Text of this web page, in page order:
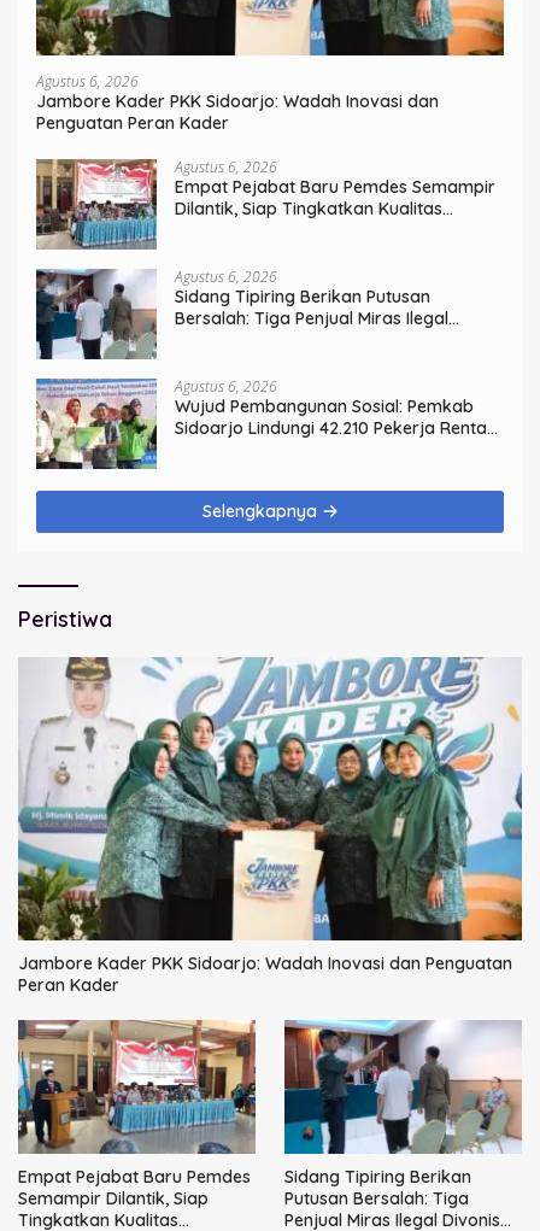
Agustus 6, 2026
Jambore Kader PKK Sidoarjo: Wadah Inovasi dan
Penguatan Peran Kader
Agustus 6, 2026
Empat Pejabat Baru Pemdes Semampir
Dilantik, Siap Tingkatkan Kualitas
Agustus 6, 2026
Sidang Tipiring Berikan Putusan
Bersalah: Tiga Penjual Miras Ilegal
Agustus 6, 2026
Wujud Pembangunan Sosial: Pemkab
Sidoarjo Lindungi 42.210 Pekerja Rentan
Selengkapnya
Peristiwa
Jambore Kader PKK Sidoarjo: Wadah Inovasi dan Penguatan
Peran Kader
Empat Pejabat Baru Pemdes
Semampir Dilantik, Siap
Tingkatkan Kualitas
Sidang Tipiring Berikan
Putusan Bersalah: Tiga
Penjual Miras Ilegal Divonis